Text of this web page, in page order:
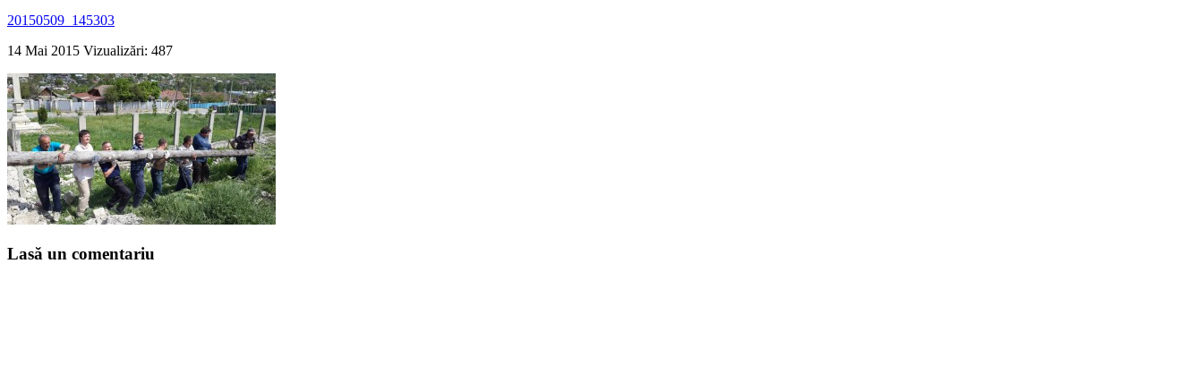
20150509_145303
14 Mai 2015 Vizualizări: 487
Lasă un comentariu